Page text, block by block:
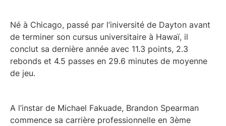
Né à Chicago, passé par l’iniversité de Dayton avant
de terminer son cursus universitaire à Hawaï, il
conclut sa dernière année avec 11.3 points, 2.3
rebonds et 4.5 passes en 29.6 minutes de moyenne
de jeu.
A l’instar de Michael Fakuade, Brandon Spearman
commence sa carrière professionnelle en 3ème